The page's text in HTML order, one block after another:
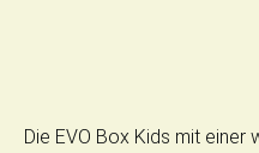
Die EVO Box Kids mit